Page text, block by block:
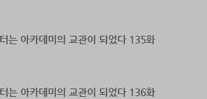
는 아카데미의 교관이 되었다 135화
는 아카데미의 교관이 되었다 136화